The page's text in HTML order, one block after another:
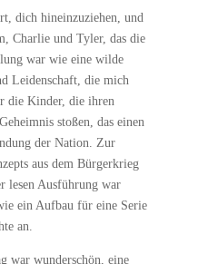
dich hineinzuziehen, und
Charlie und Tyler, das die
war wie eine wilde
Leidenschaft, die mich
die Kinder, die ihren
stoßen, das einen
der Nation. Zur
aus dem Bürgerkrieg
lesen Ausführung war
ein Aufbau für eine Serie
an.
war wunderschön, eine